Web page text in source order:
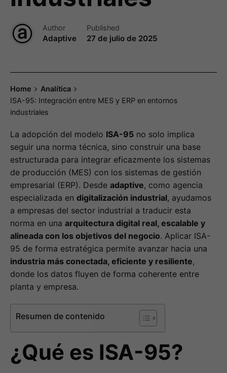
Author
Adaptive
Published
27 de julio de 2025
Home
Analítica
ISA-95: Integración entre MES y ERP en entornos
industriales
La adopción del modelo ISA-95 no solo implica
seguir una norma técnica, sino construir una base
estructurada para integrar eficazmente los sistemas
de producción (MES) con los sistemas de gestión
empresarial (ERP). Desde adaptive, como agencia
especializada en digitalización industrial, ayudamos
a empresas del sector industrial a traducir esta
norma en una arquitectura digital real, escalable y
alineada con los objetivos del negocio. Aplicar ISA-
95 de forma estratégica permite avanzar hacia una
industria más conectada, eficiente y resiliente,
donde los datos fluyen de forma coherente entre
planta y empresa.
Resumen de contenido
¿Qué es ISA-95?